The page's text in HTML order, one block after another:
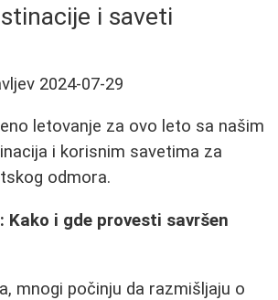
i saveti
2024-07-29
letovanje za ovo leto sa našim
i korisnim savetima za
odmora.
Kako i gde provesti savršen
mnogi počinju da razmišljaju o